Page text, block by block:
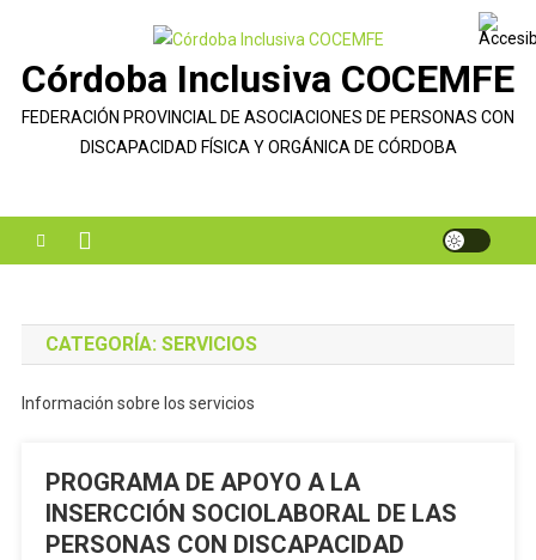
contenido
Córdoba Inclusiva COCEMFE
FEDERACIÓN PROVINCIAL DE ASOCIACIONES DE PERSONAS CON
DISCAPACIDAD FÍSICA Y ORGÁNICA DE CÓRDOBA
CATEGORÍA: SERVICIOS
Información sobre los servicios
PROGRAMA DE APOYO A LA
INSERCCIÓN SOCIOLABORAL DE LAS
PERSONAS CON DISCAPACIDAD